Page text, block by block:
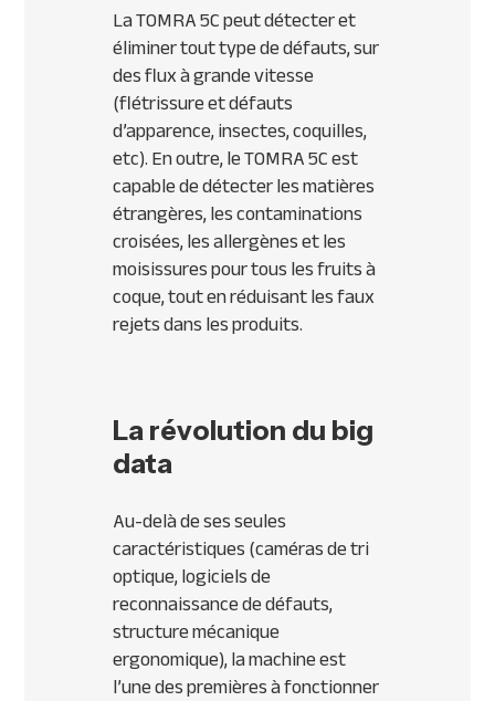
La TOMRA 5C peut détecter et
éliminer tout type de défauts, sur
des flux à grande vitesse
(flétrissure et défauts
d’apparence, insectes, coquilles,
etc). En outre, le TOMRA 5C est
capable de détecter les matières
étrangères, les contaminations
croisées, les allergènes et les
moisissures pour tous les fruits à
coque, tout en réduisant les faux
rejets dans les produits.
La révolution du big
data
Au-delà de ses seules
caractéristiques (caméras de tri
optique, logiciels de
reconnaissance de défauts,
structure mécanique
ergonomique), la machine est
l’une des premières à fonctionner